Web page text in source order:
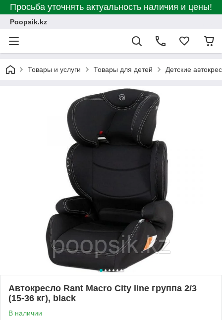
Просьба уточнять актуальность наличия и цены!
Poopsik.kz
Товары и услуги Товары для детей Детские
Автокресло Rant Macro City line группа 2/3
(15-36 кг), black
В наличии